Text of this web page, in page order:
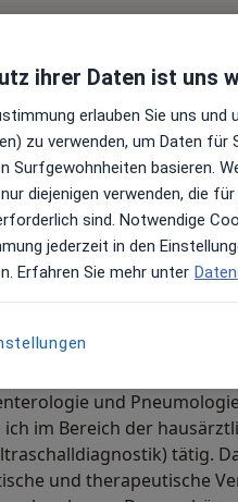
Profil aufmerksam
und
ich im Bereich der
tätig.
und therapeutische
ihrer Daten ist uns
erlauben Sie uns und
zu verwenden, um Daten
Surfgewohnheiten basieren.
diejenigen verwenden, die
sind. Notwendige
jederzeit in den
Erfahren Sie mehr unter